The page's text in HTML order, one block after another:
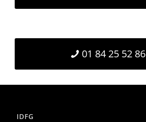
01 84 25 52 86
IDFG